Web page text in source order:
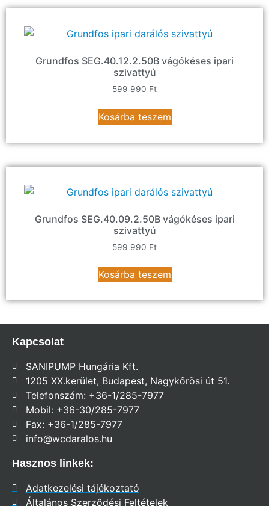
Grundfos SEG.40.12.2.50B vágókéses ipari
szivattyú
599 990 Ft
Kosárba teszem
Grundfos SEG.40.09.2.50B vágókéses ipari
szivattyú
599 990 Ft
Kosárba teszem
Kapcsolat
SANIPUMP Hungária Kft.
1205 XX.kerület, Budapest, Nagykőrösi út 51.
Telefonszám: +36-1/285-7977
Mobil: +36-30/285-7977
Fax: +36-1/285-7977
info@wcdaralos.hu
Hasznos linkek:
Adatkezelési tájékoztató
Általános Szerződési Feltételek